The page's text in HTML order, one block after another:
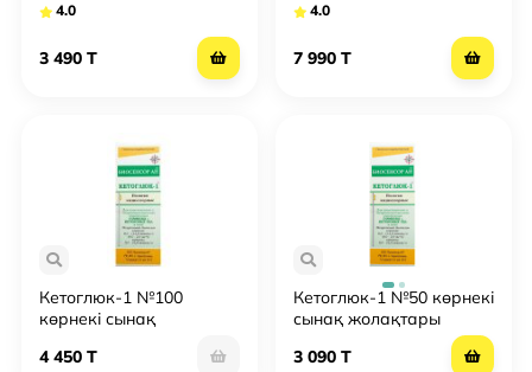
4.0
3 490 T
4.0
7 990 T
Кетоглюк-1 №100
көрнекі сынақ
4 450 T
Кетоглюк-1 №50 көрнекі
сынақ жолақтары
3 090 T